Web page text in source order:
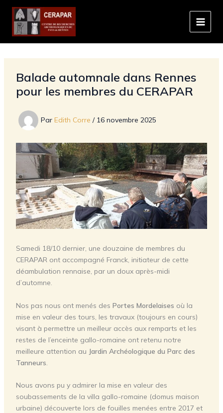
Aller
contenu
Balade automnale dans Rennes
pour les membres du CERAPAR
Par Edith Corre / 16 novembre 2025
Samedi 18/10 dernier, une douzaine de membres du
CERAPAR ont accompagné Franck, initiateur de cette
déambulation rennaise, par un doux après-midi
d’automne.
Nos pas nous ont menés des Portes Mordelaises où la
mise en valeur des tours, les travaux (toujours en cours)
visant à permettre un meilleur accès aux remparts et les
restes de l’enceinte gallo-romaine ont retenu notre
meilleure attention au Jardin Archéologique du Parc des
Tanneurs
Nous avons pu y admirer la mise en valeur des
soubassements de la villa gallo-romaine (domus maison
urbaine) découverte lors de fouilles menées entre 2017 et